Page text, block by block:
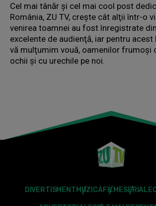
Cel mai tânăr şi cel mai cool post
România, ZU TV, creşte cât alţii într-o
venirea toamnei au fost înregistrate
excelente de audienţă, iar pentru acest
vă mulţumim vouă, oamenilor frumoşi
ochii şi cu urechile pe noi.
DIVERTISMENT MUZICĂFILMESERIALE